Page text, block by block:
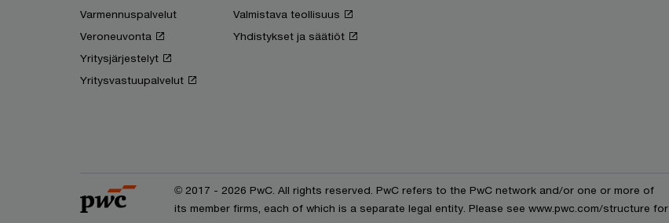
Varmennuspalvelut
Veroneuvonta
Yritysjärjestelyt
Yritysvastuupalvelut
Valmistava teollisuus
Yhdistykset ja säätiöt
© 2017 - 2026 PwC. All rights reserved. PwC refers to the PwC network and/or one or more of
its member firms, each of which is a separate legal entity. Please see www.pwc.com/structure for